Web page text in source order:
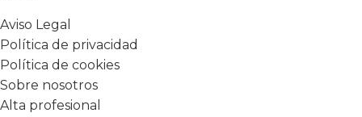
Aviso Legal
Política de privacidad
Política de cookies
Sobre nosotros
Alta profesional